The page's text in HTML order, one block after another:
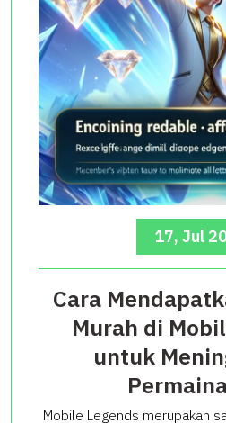
17, Jul
Cara
Murah di
untuk
Mobile Legends merupakan